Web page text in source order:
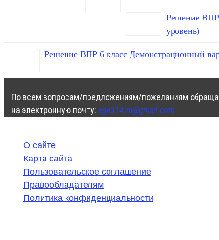
Решение ВПР
уровень)
Решение ВПР 6 класс Демонстрационный
По всем вопросам/предложениям/пожеланиям
на электронную почту: ege314.ru@gmail.com
О сайте
Карта сайта
Пользовательское соглашение
Правообладателям
Политика конфиденциальности